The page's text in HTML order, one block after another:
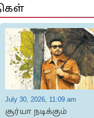
July 30, 2026, 11:09 am
சூர்யா நடிக்கும்